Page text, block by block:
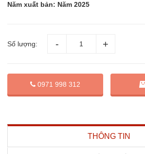
Năm xuất bản: Năm 2025
Số lượng:
0971 998 312
THÔNG TIN